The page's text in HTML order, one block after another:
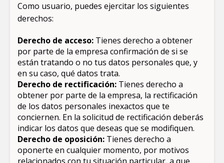
Como usuario, puedes ejercitar los siguientes
derechos:
Derecho de acceso: Tienes derecho a obtener
por parte de la empresa confirmación de si se
están tratando o no tus datos personales que, y
en su caso, qué datos trata.
Derecho de rectificación: Tienes derecho a
obtener por parte de la empresa, la rectificación
de los datos personales inexactos que te
conciernen. En la solicitud de rectificación deberás
indicar los datos que deseas que se modifiquen.
Derecho de oposición: Tienes derecho a
oponerte en cualquier momento, por motivos